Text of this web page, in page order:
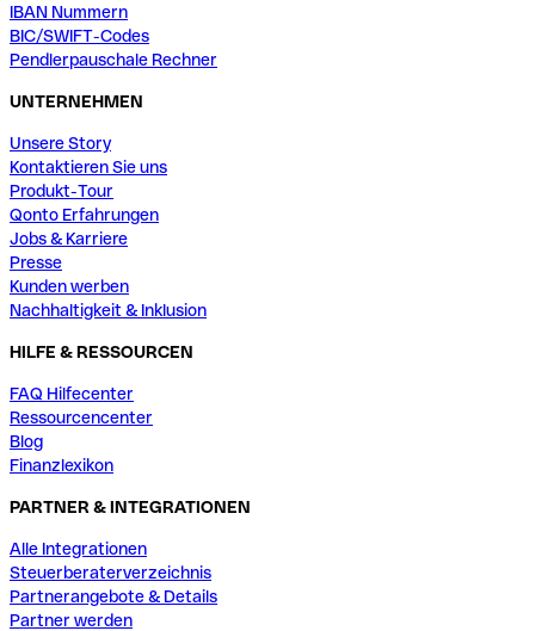
IBAN Nummern
BIC/SWIFT-Codes
Pendlerpauschale Rechner
UNTERNEHMEN
Unsere Story
Kontaktieren Sie uns
Produkt-Tour
Qonto Erfahrungen
Jobs & Karriere
Presse
Kunden werben
Nachhaltigkeit & Inklusion
HILFE & RESSOURCEN
FAQ Hilfecenter
Ressourcencenter
Blog
Finanzlexikon
PARTNER & INTEGRATIONEN
Alle Integrationen
Steuerberaterverzeichnis
Partnerangebote & Details
Partner werden